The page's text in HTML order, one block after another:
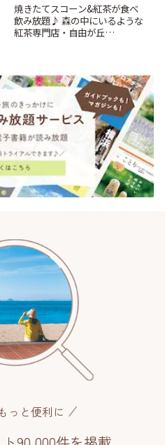
焼きたてスコーン&紅茶が食べ
飲み放題♪ 森の中にいるような
紅茶専門店・自由が丘
っと便利に